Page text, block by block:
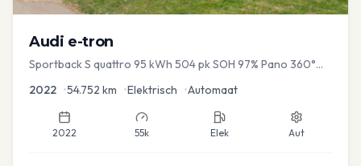
Audi e-tron
Sportback S quattro 95 kWh 504 pk SOH 97% Pano 360°
2022 •54.752 km •Elektrisch •Automaat
2022 55k Elek Aut